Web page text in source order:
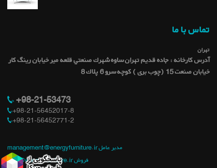
تماس با ما
تهران
آدرس کارخانه : جاده قديم تهران ساوه شهرك صنعتي قلعه میر خيابان رينگ كار
خيابان صنعت 15 (چوب بری ) کوچه سرو 6 پلاك 8
+98-21-53473
+98-21-56452017-8
+98-21-56452771-2
management@energyfurniture.ir مدیر عامل
sale@energyfurniture.ir فروش